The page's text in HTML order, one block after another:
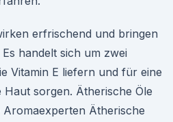
erfrischend und bringen
handelt sich um zwei
Vitamin E liefern und für eine
Haut sorgen. Ätherische Öle
Ätherische